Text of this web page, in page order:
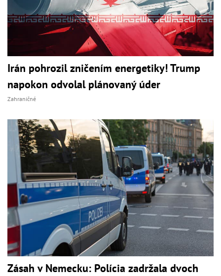
Irán pohrozil zničením energetiky! Trump
napokon odvolal plánovaný úder
Zahraničné
Zásah v Nemecku: Polícia zadržala dvoch